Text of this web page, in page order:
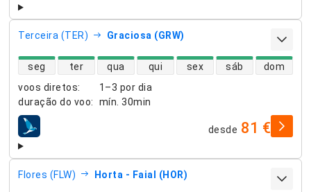
Terceira (TER) Graciosa (GRW)
voos diretos:
1–3 por dia
duração do voo: mín. 30min
disponibilidade de voos diretos
seg ter qua qui sex sáb dom
companhias aéreas desde 81 €
Flores (FLW) Horta - Faial (HOR)